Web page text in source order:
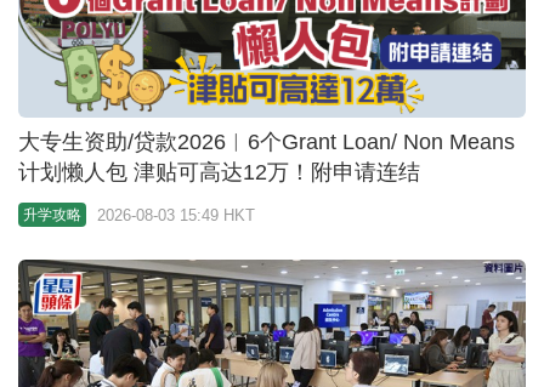
大专生资助/贷款2026︱6个Grant Loan/ Non Means
计划懒人包 津贴可高达12万！附申请连结
升学攻略 2026-08-03 15:49 HKT